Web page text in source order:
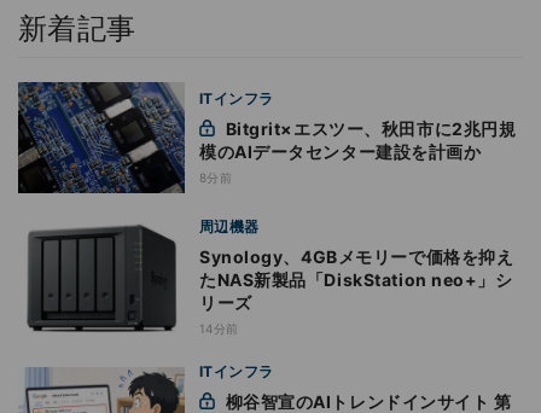
新着記事
ITインフラ
模のAIデータセンター建設を計画か
8分前
周辺機器
Synology、4GBメモリーで価格を抑え
たNAS新製品「DiskStation neo+」シ
リーズ
14分前
ITインフラ